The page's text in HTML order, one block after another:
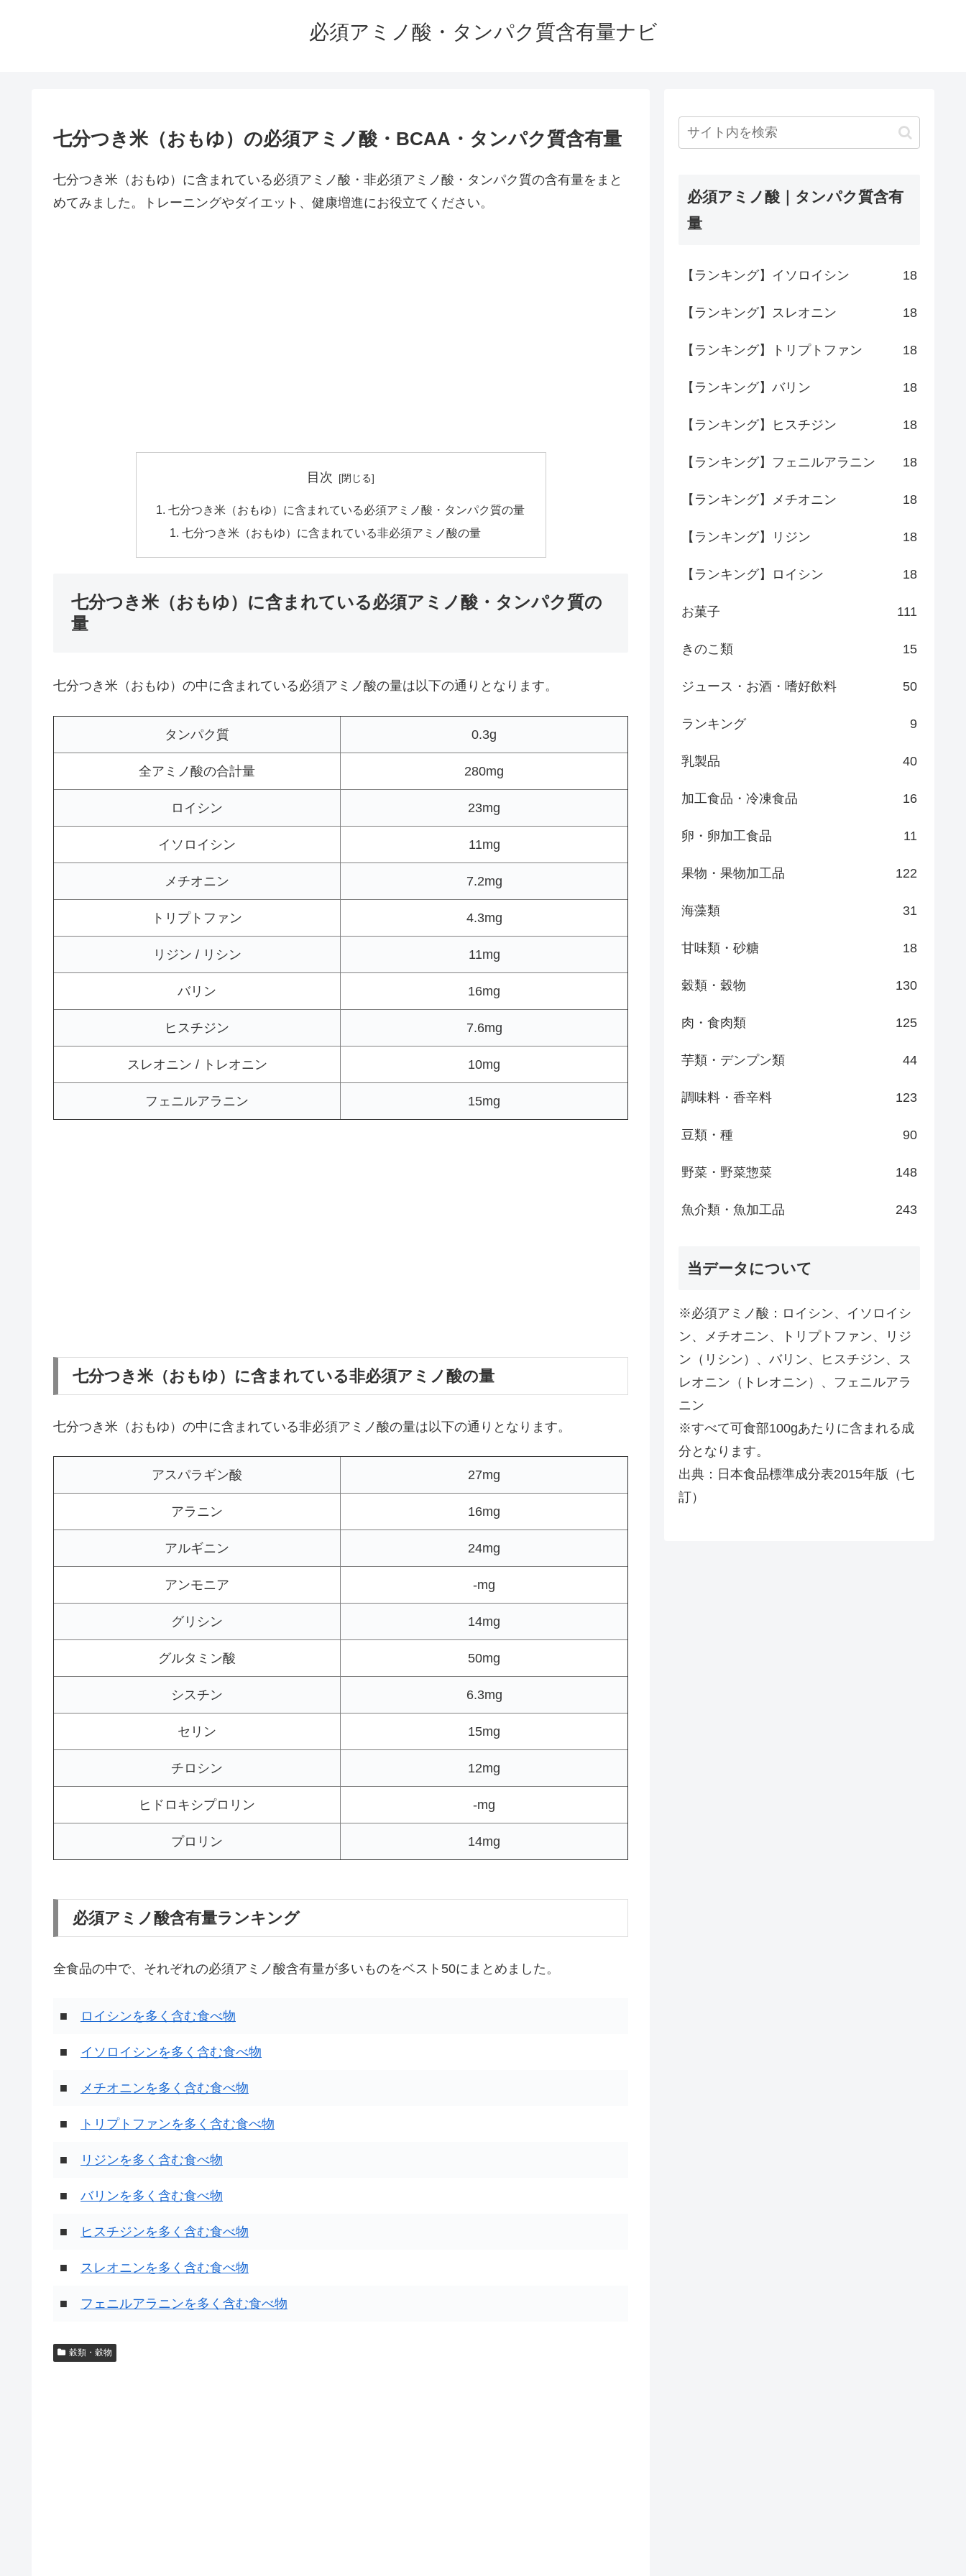
必須アミノ酸・タンパク質含有量ナビ
七分つき米（おもゆ）の必須アミノ酸・BCAA・タンパク質含有量
七分つき米（おもゆ）に含まれている必須アミノ酸・非必須アミノ酸・タンパク質の含有量をまと
めてみました。トレーニングやダイエット、健康増進にお役立てください。
目次
七分つき米（おもゆ）に含まれている必須アミノ酸・タンパク質の量
七分つき米（おもゆ）に含まれている非必須アミノ酸の量
七分つき米（おもゆ）に含まれている必須アミノ酸・タンパク質の
量
七分つき米（おもゆ）の中に含まれている必須アミノ酸の量は以下の通りとなります。
タンパク質 0.3g
全アミノ酸の合計量 280mg
ロイシン 23mg
イソロイシン 11mg
メチオニン 7.2mg
トリプトファン 4.3mg
リジン / リシン 11mg
バリン 16mg
ヒスチジン 7.6mg
スレオニン / トレオニン 10mg
フェニルアラニン 15mg
七分つき米（おもゆ）に含まれている非必須アミノ酸の量
七分つき米（おもゆ）の中に含まれている非必須アミノ酸の量は以下の通りとなります。
アスパラギン酸 27mg
アラニン 16mg
アルギニン 24mg
アンモニア -mg
グリシン 14mg
グルタミン酸 50mg
シスチン 6.3mg
セリン 15mg
チロシン 12mg
ヒドロキシプロリン -mg
プロリン 14mg
必須アミノ酸含有量ランキング
全食品の中で、それぞれの必須アミノ酸含有量が多いものをベスト50にまとめました。
■ ロイシンを多く含む食べ物
■ イソロイシンを多く含む食べ物
■ メチオニンを多く含む食べ物
■ トリプトファンを多く含む食べ物
■ リジンを多く含む食べ物
■ バリンを多く含む食べ物
■ ヒスチジンを多く含む食べ物
■ スレオニンを多く含む食べ物
■ フェニルアラニンを多く含む食べ物
穀類・穀物
必須アミノ酸｜タンパク質含有
量
【ランキング】イソロイシン 18
【ランキング】スレオニン 18
【ランキング】トリプトファン 18
【ランキング】バリン 18
【ランキング】ヒスチジン 18
【ランキング】フェニルアラニン 18
【ランキング】メチオニン 18
【ランキング】リジン 18
【ランキング】ロイシン 18
お菓子 111
きのこ類 15
ジュース・お酒・嗜好飲料 50
ランキング 9
乳製品 40
加工食品・冷凍食品 16
卵・卵加工食品 11
果物・果物加工品 122
海藻類 31
甘味類・砂糖 18
穀類・穀物 130
肉・食肉類 125
芋類・デンプン類 44
調味料・香辛料 123
豆類・種 90
野菜・野菜惣菜 148
魚介類・魚加工品 243
当データについて
※必須アミノ酸：ロイシン、イソロイシ
ン、メチオニン、トリプトファン、リジ
ン（リシン）、バリン、ヒスチジン、ス
レオニン（トレオニン）、フェニルアラ
ニン
※すべて可食部100gあたりに含まれる成
分となります。
出典：日本食品標準成分表2015年版（七
訂）